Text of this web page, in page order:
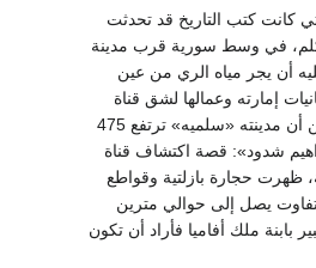
(قناة العاشق) التي كانت كتب التاريخ قد تحدثت
أسطورة حب عاشها أمير منطقة «سلمية» في القرن الأول الميلادي مع ابنة ملك منطقة «أفاميا» والتي تبعد عن إمارته 80 كلم، في وسط سورية قرب مدينة
أن يجر مياه الري من عين
إمارته وعمالها لشق قناة
يصل طولها إلى 150 كلم أخذت شكلاً متعرجاً وهندسياً لتصل المياه بشكل جيد إلى أفاميا التي ترتفع عن سطح البحر 308 أمتار، في حين أن مدينته «سلميه» ترتفع 475
شدود»: قصة اكتشاف قناة
ظهرت حجارة بازلتية وقواطع
يصل إلى حوالي مترين
بابنة ملك أفاميا فأراد أن تكون